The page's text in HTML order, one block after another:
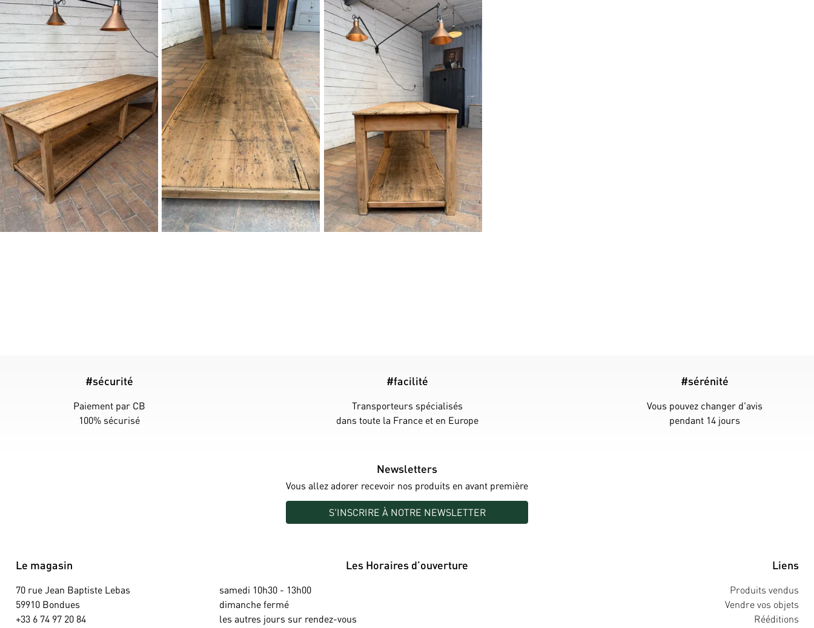
#sécurité
Paiement par CB
100% sécurisé
#facilité
Transporteurs spécialisés
dans toute la France et en Europe
#sérénité
Vous pouvez changer d'avis
pendant 14 jours
Newsletters
Vous allez adorer recevoir nos produits en avant première
S'INSCRIRE À NOTRE NEWSLETTER
Le magasin
70 rue Jean Baptiste Lebas
59910 Bondues
+33 6 74 97 20 84
Les Horaires d’ouverture
samedi 10h30 - 13h00
dimanche fermé
les autres jours sur rendez-vous
Liens
Produits vendus
Vendre vos objets
Rééditions